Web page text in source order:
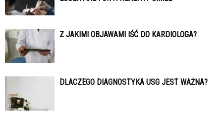
Z JAKIMI OBJAWAMI IŚĆ DO KARDIOLOGA?
DLACZEGO DIAGNOSTYKA USG JEST WAŻNA?